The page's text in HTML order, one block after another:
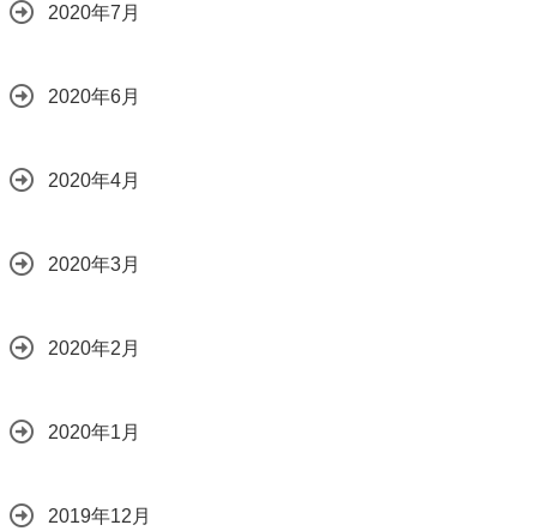
2020年7月
2020年6月
2020年4月
2020年3月
2020年2月
2020年1月
2019年12月